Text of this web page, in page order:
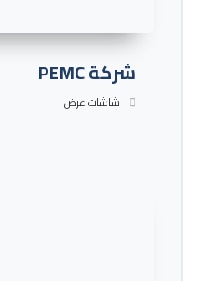
شركة PEMC
شاشات عرض